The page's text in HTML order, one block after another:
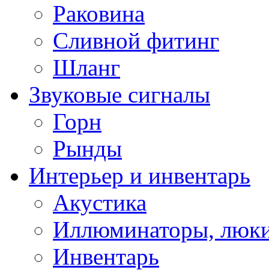
Раковина
Сливной фитинг
Шланг
Звуковые сигналы
Горн
Рынды
Интерьер и инвентарь
Акустика
Иллюминаторы,
Инвентарь